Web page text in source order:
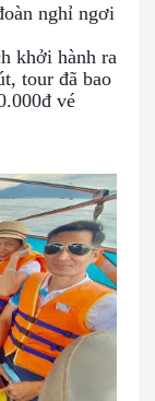
nghỉ ngơi
khởi hành ra
tour đã bao
vé